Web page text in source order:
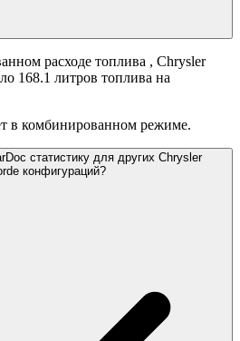
расходе топлива , Chrysler
168.1 литров топлива на
в комбинированном режиме.
статистику для других Chrysler
конфигураций?